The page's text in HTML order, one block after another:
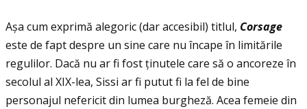
Așa cum exprimă alegoric (dar accesibil) titlul, Corsage
este de fapt despre un sine care nu încape în limitările
regulilor. Dacă nu ar fi fost ţinutele care să o ancoreze în
secolul al XIX-lea, Sissi ar fi putut fi la fel de bine
personajul nefericit din lumea burgheză. Acea femeie din